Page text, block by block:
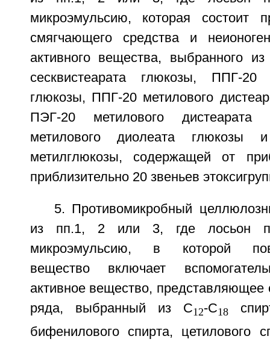
микроэмульсию, которая состоит
смягчающего средства и
активного вещества, выбранного
сесквистеарата глюкозы, ППГ-20
глюкозы, ППГ-20 метилового
ПЭГ-20 метилового дистеарата
метилового диолеата глюкозы и
метилглюкозы, содержащей от
приблизительно 20 звеньев
5. Противомикробный
из пп.1, 2 или 3, где лосьон
микроэмульсию, в которой
вещество включает
активное вещество, представляющее
ряда, выбранный из С12-C18
бифенилового спирта, цетилового